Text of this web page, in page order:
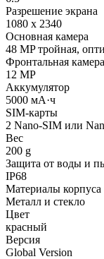
Разрешение экрана
1080 x 2340
Основная камера
48 MP тройная,
Фронтальная камера
12 MP
Аккумулятор
5000 мА·ч
SIM-карты
2 Nano-SIM или
Вес
200 g
Защита от воды и
IP68
Материалы корпуса
Металл и стекло
Цвет
красный
Версия
Global Version